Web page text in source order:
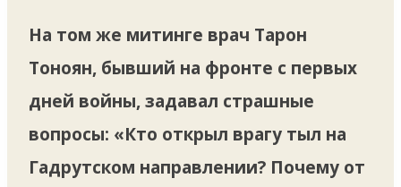
На том же митинге врач Тарон
Тоноян, бывший на фронте с первых
дней войны, задавал страшные
вопросы: «Кто открыл врагу тыл на
Гадрутском направлении? Почему от